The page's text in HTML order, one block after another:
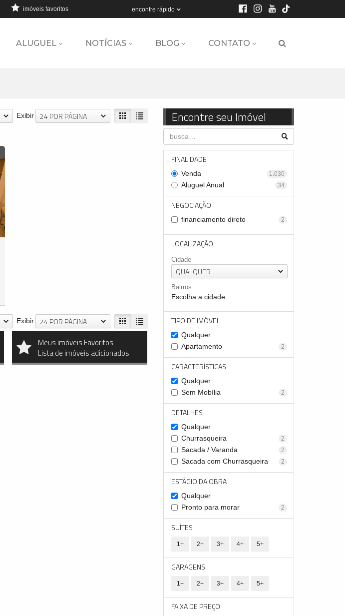
encontre rápido
imóveis favoritos
ALUGUEL NOTÍCIAS BLOG CONTATO
Encontre seu Imóvel
FINALIDADE
Venda 1.030
Aluguel Anual 34
NEGOCIAÇÃO
financiamento direto 2
LOCALIZAÇÃO
Cidade
QUALQUER
Bairros
Escolha a cidade...
TIPO DE IMÓVEL
Qualquer
Apartamento
2
CARACTERÍSTICAS
Qualquer
Sem Mobília
2
DETALHES
Qualquer
Churrasqueira
2
Sacada / Varanda 2
Sacada com Churrasqueira 2
ESTÁGIO DA OBRA
Qualquer
Pronto para morar
2
SUÍTES
1+ 2+ 3+ 4+ 5+
GARAGENS
1+ 2+ 3+ 4+ 5+
FAIXA DE PREÇO
Exibir 24 POR PÁGINA
Exibir 24 POR PÁGINA
Meus imóveis Favoritos
Lista de imóveis adicionados